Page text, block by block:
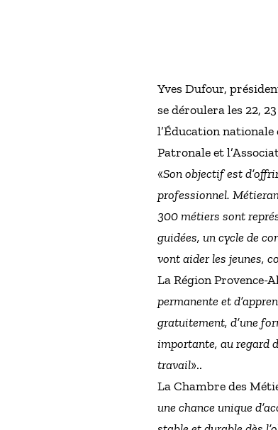
Yves Dufour,
se déroulera les 22,
l’Éducation nationale
Patronale et
«Son objectif est
professionnel.
300 métiers sont
guidées, un cycle de
vont aider les jeunes,
La Région Provence-
permanente et
gratuitement, d’une
importante, au regard
travail»..
La Chambre des
une chance unique